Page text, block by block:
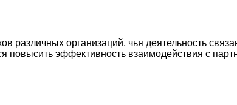
различных организаций, чья деятельность
повысить эффективность взаимодействия с